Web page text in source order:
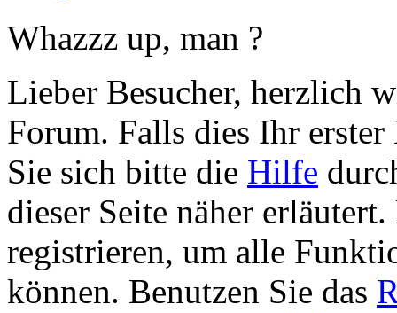
Whazzz up, man ?
Lieber Besucher, herzlich
Forum. Falls dies Ihr erster
Sie sich bitte die Hilfe
dieser Seite näher
registrieren, um alle
können. Benutzen Sie das